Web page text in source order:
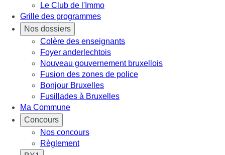
Le Club de l'Immo
Grille des programmes
Nos dossiers
Colère des enseignants
Foyer anderlechtois
Nouveau gouvernement bruxellois
Fusion des zones de police
Bonjour Bruxelles
Fusillades à Bruxelles
Ma Commune
Concours
Nos concours
Règlement